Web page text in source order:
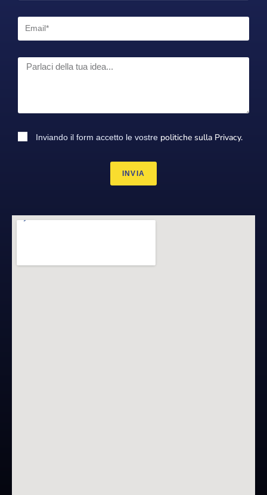
Inviando il form accetto le vostre politiche sulla Privacy.
INVIA